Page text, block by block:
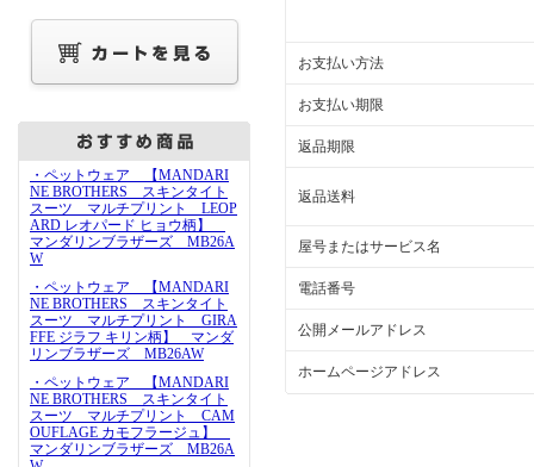
・ペットウェア 【MANDARI
NE BROTHERS スキンタイト
スーツ マルチプリント LEOP
ARD レオパード ヒョウ柄】
マンダリンブラザーズ MB26A
W
・ペットウェア 【MANDARI
NE BROTHERS スキンタイト
スーツ マルチプリント GIRA
FFE ジラフ キリン柄】 マンダ
リンブラザーズ MB26AW
・ペットウェア 【MANDARI
NE BROTHERS スキンタイト
スーツ マルチプリント CAM
OUFLAGE カモフラージュ】
マンダリンブラザーズ MB26A
お支払い方法
お支払い期限
返品期限
返品送料
屋号またはサービス名
電話番号
公開メールアドレス
ホームページアドレス